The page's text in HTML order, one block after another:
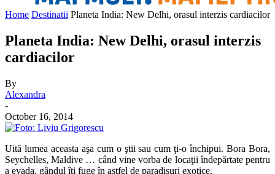
Home Destinatii Planeta India: New Delhi, orasul interzis cardiacilor
Planeta India: New Delhi, orasul interzis
cardiacilor
By
Alexandra
-
October 16, 2014
Uită lumea aceasta aşa cum o ştii sau cum ţi-o închipui. Bora Bora,
Seychelles, Maldive … când vine vorba de locaţii îndepărtate pentru
a evada, gândul îţi fuge în astfel de paradisuri exotice.